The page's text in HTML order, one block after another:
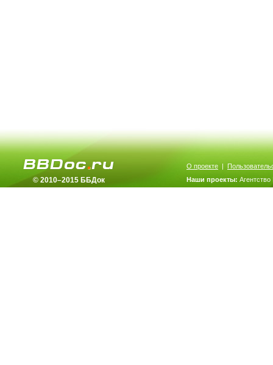
© 2010–2015 ББДок
О проекте |
Наши проекты: